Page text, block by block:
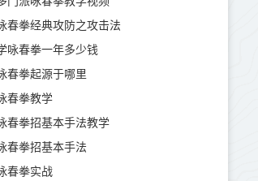
春拳经典攻防之攻击法
咏春拳一年多少钱
春拳起源于哪里
春拳教学
春拳招基本手法教学
春拳招基本手法
春拳实战